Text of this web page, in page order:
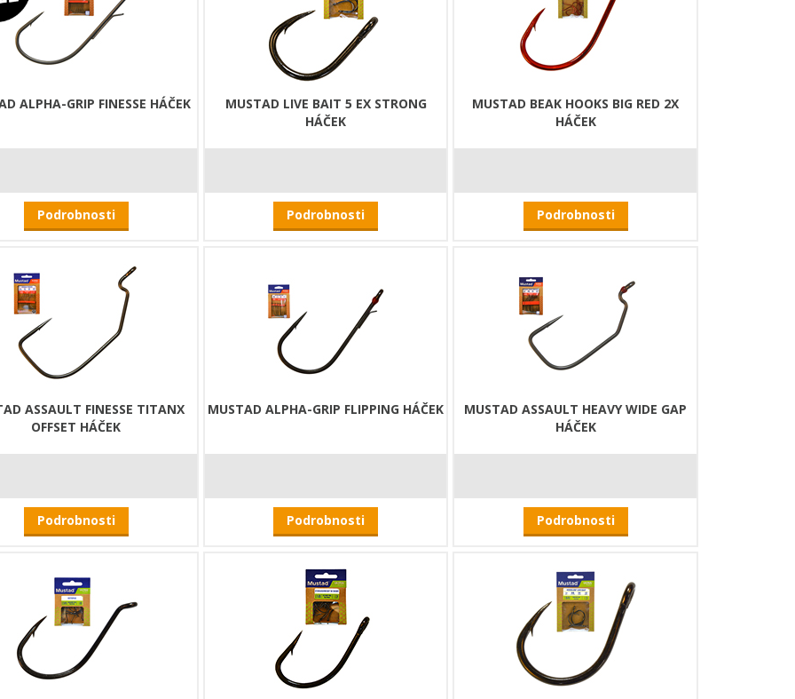
ALPHA-GRIP FINESSE HÁČEK
Podrobnosti
MUSTAD LIVE BAIT 5 EX STRONG
HÁČEK
Podrobnosti
MUSTAD BEAK HOOKS BIG RED 2X
HÁČEK
Podrobnosti
ASSAULT FINESSE TITANX
OFFSET HÁČEK
Podrobnosti
MUSTAD ALPHA-GRIP FLIPPING HÁČEK
Podrobnosti
MUSTAD ASSAULT HEAVY WIDE GAP
HÁČEK
Podrobnosti